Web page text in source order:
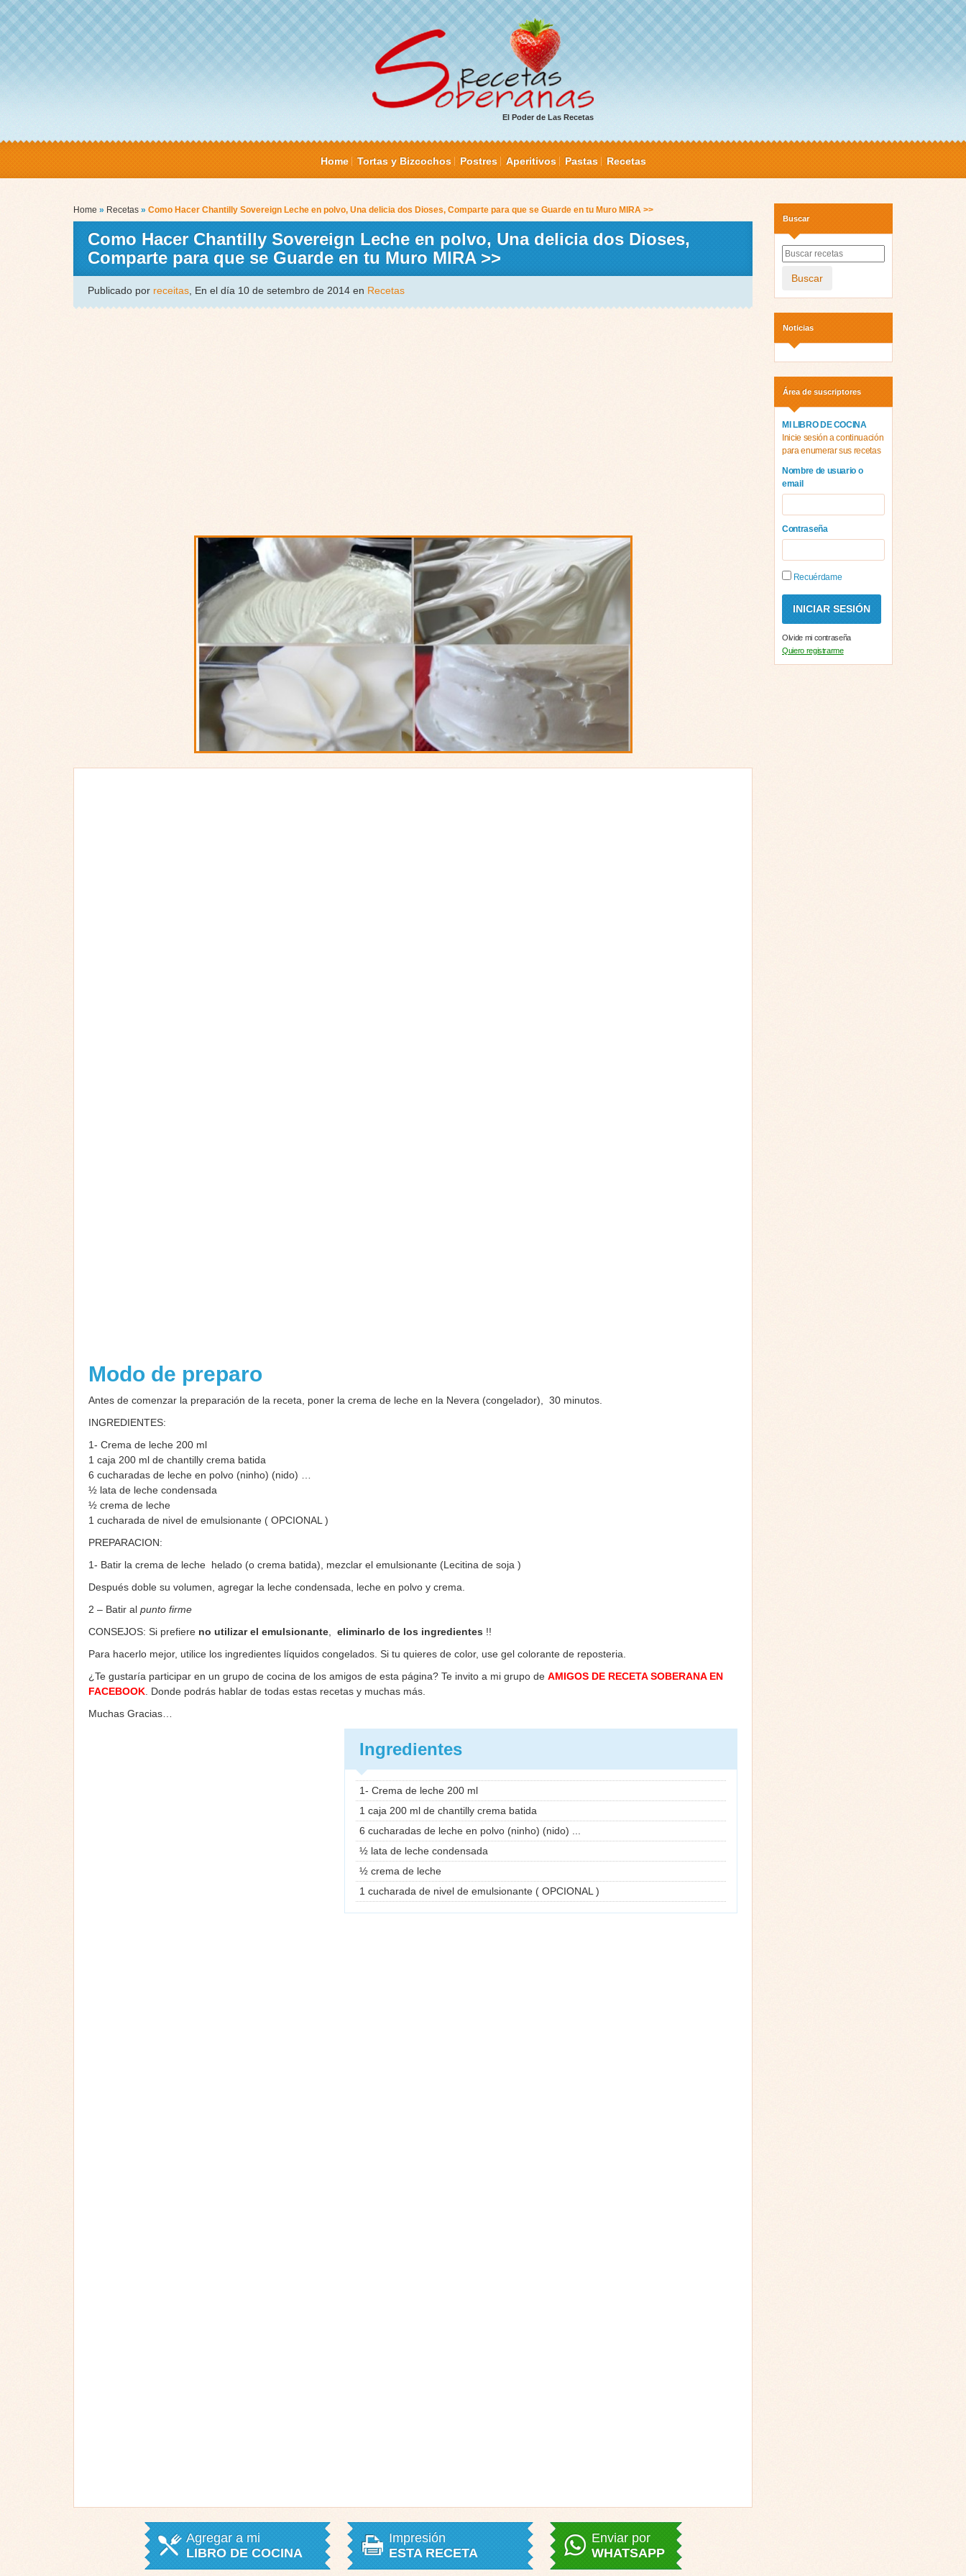
El Poder de Las Recetas
Home Tortas y Bizcochos Postres Aperitivos Pastas Recetas
Home » Recetas » Como Hacer Chantilly Sovereign Leche en polvo, Una delicia dos Dioses, Comparte para que se Guarde en tu Muro MIRA >>
Como Hacer Chantilly Sovereign Leche en polvo, Una delicia dos Dioses,
Comparte para que se Guarde en tu Muro MIRA >>
Publicado por receitas , En el día 10 de setembro de 2014 en Recetas
Modo de preparo
Antes de comenzar la preparación de la receta, poner la crema de leche en la Nevera (congelador), 30 minutos.
INGREDIENTES:
1- Crema de leche 200 ml
1 caja 200 ml de chantilly crema batida
6 cucharadas de leche en polvo (ninho) (nido) …
½ lata de leche condensada
½ crema de leche
1 cucharada de nivel de emulsionante ( OPCIONAL )
PREPARACION:
1- Batir la crema de leche helado (o crema batida), mezclar el emulsionante (Lecitina de soja )
Después doble su volumen, agregar la leche condensada, leche en polvo y crema.
2 – Batir al punto firme
CONSEJOS: Si prefiere no utilizar el emulsionante eliminarlo de los ingredientes !!
Para hacerlo mejor, utilice los ingredientes líquidos congelados. Si tu quieres de color, use gel colorante de reposteria.
¿Te gustaría participar en un grupo de cocina de los amigos de esta página? Te invito a mi grupo de AMIGOS DE RECETA SOBERANA EN
FACEBOOK . Donde podrás hablar de todas estas recetas y muchas más.
Muchas Gracias…
Ingredientes
1- Crema de leche 200 ml
1 caja 200 ml de chantilly crema batida
6 cucharadas de leche en polvo (ninho) (nido) ...
½ lata de leche condensada
½ crema de leche
1 cucharada de nivel de emulsionante ( OPCIONAL )
Agregar a mi
LIBRO DE COCINA
Impresión
ESTA RECETA
Enviar por
WHATSAPP
Buscar
Buscar
Noticias
Área de suscriptores
MI LIBRO DE COCINA
Inicie sesión a continuación
para enumerar sus recetas
Nombre de usuario o
email
Contraseña
Recuérdame
Olvide mi contraseña
Quiero registrarme